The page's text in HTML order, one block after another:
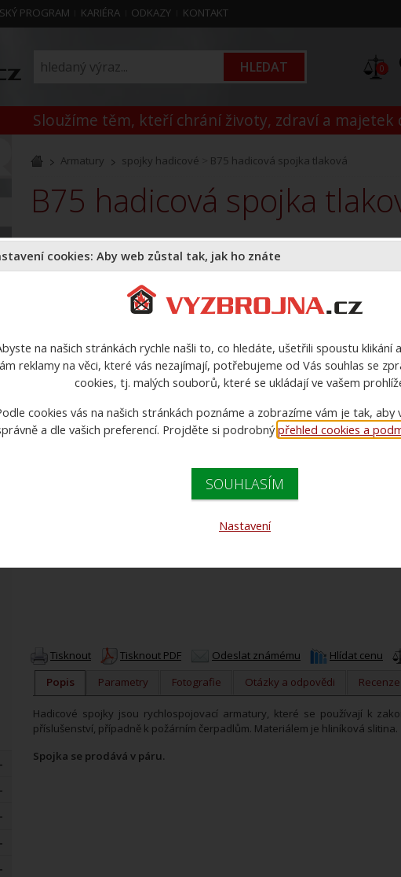
PROGRAM KARIÉRA ODKAZY KONTAKT
0
Sloužíme těm, kteří chrání životy, zdraví a majetek
Armatury spojky hadicové B75 hadicová spojka tlaková
B75 hadicová spojka
Tisknout Tisknout PDF Odeslat známému Hlídat cenu
Popis
Parametry Fotografie Otázky a odpovědi Recenze
Hadicové spojky jsou rychlospojovací armatury, které se používají k
příslušenství, případně k požárním čerpadlům. Materiálem je hliníková slitina.
Spojka se prodává v páru.
cookies: Aby web zůstal tak, jak ho znáte
na našich stránkách rychle našli to, co hledáte, ušetřili spoustu klikání
reklamy na věci, které vás nezajímají, potřebujeme od Vás souhlas se
cookies, tj. malých souborů, které se ukládají ve vašem
cookies vás na našich stránkách poznáme a zobrazíme vám je tak, aby
a dle vašich preferencí. Projděte si podrobnýpřehled cookies a
SOUHLASÍM
Nastavení